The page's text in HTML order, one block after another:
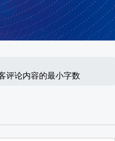
评论内容的最小字数